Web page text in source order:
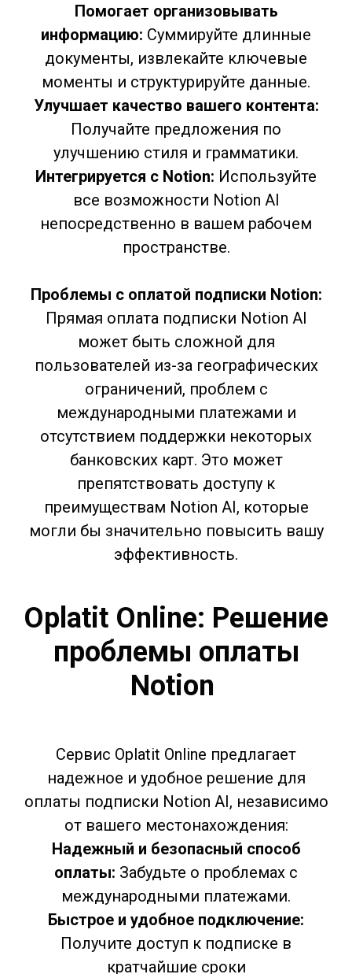
Помогает организовывать
информацию: Суммируйте длинные
документы, извлекайте ключевые
моменты и структурируйте данные.
Улучшает качество вашего контента:
Получайте предложения по
улучшению стиля и грамматики.
Интегрируется с Notion: Используйте
все возможности Notion AI
непосредственно в вашем рабочем
пространстве.
Проблемы с оплатой подписки Notion:
Прямая оплата подписки Notion AI
может быть сложной для
пользователей из-за географических
ограничений, проблем с
международными платежами и
отсутствием поддержки некоторых
банковских карт. Это может
препятствовать доступу к
преимуществам Notion AI, которые
могли бы значительно повысить вашу
эффективность.
Oplatit Online: Решение
проблемы оплаты
Notion
Сервис Oplatit Online предлагает
надежное и удобное решение для
оплаты подписки Notion AI, независимо
от вашего местонахождения:
Надежный и безопасный способ
оплаты: Забудьте о проблемах с
международными платежами.
Быстрое и удобное подключение:
Получите доступ к подписке в
кратчайшие сроки